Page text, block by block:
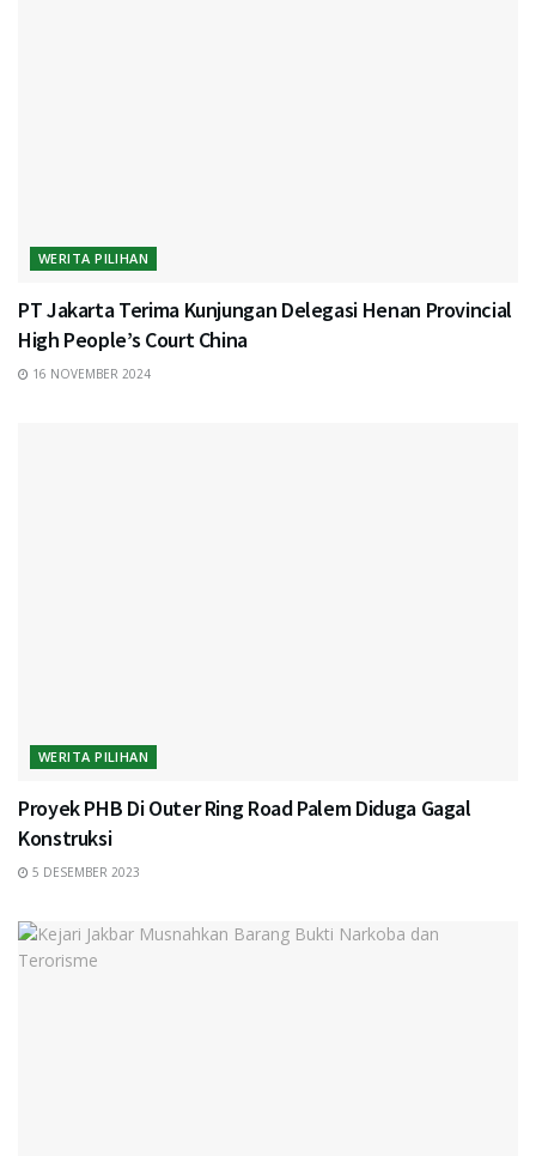
WERITA PILIHAN
PT Jakarta Terima Kunjungan Delegasi Henan Provincial
High People’s Court China
16 NOVEMBER 2024
WERITA PILIHAN
Proyek PHB Di Outer Ring Road Palem Diduga Gagal
Konstruksi
5 DESEMBER 2023